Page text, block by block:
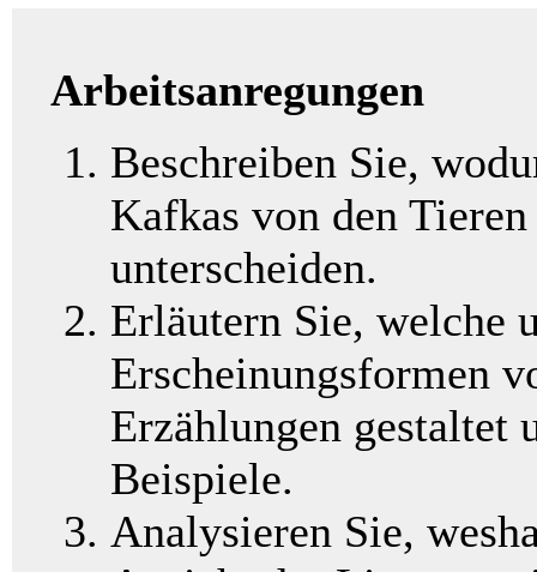
Arbeitsanregungen
Beschreiben Sie,
Kafkas von den
unterscheiden.
Erläutern Sie, welche
Erscheinungsformen
Erzählungen gestaltet
Beispiele.
Analysieren Sie,